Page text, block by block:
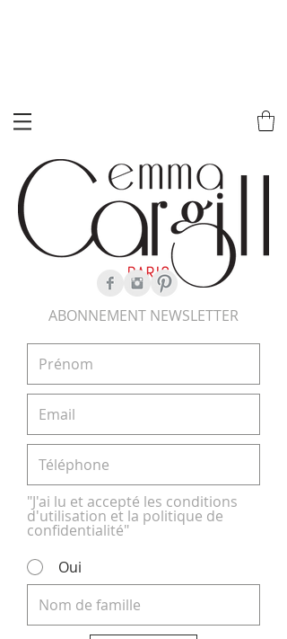
ABONNEMENT NEWSLETTER
"J'ai lu et accepté les conditions
d'utilisation et la politique de
confidentialité"
Oui